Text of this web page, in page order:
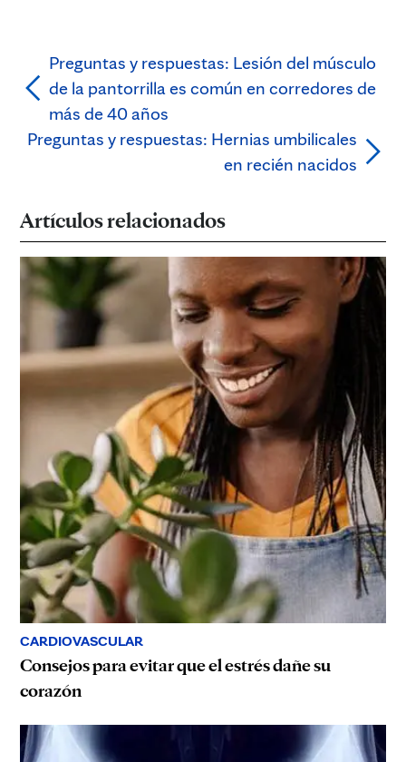
Preguntas y respuestas: Lesión del músculo
de la pantorrilla es común en corredores de
más de 40 años
Preguntas y respuestas: Hernias umbilicales
en recién nacidos
Artículos relacionados
CARDIOVASCULAR
Consejos para evitar que el estrés dañe su
corazón